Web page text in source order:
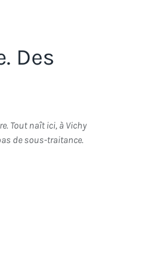
Des
Tout naît ici, à Vichy
de sous-traitance.